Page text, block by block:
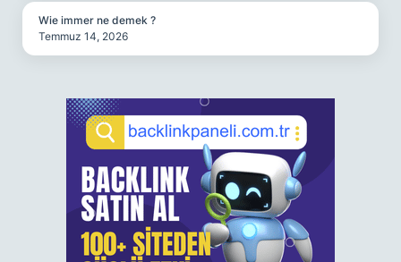
Wie immer ne demek ?
Temmuz 14, 2026